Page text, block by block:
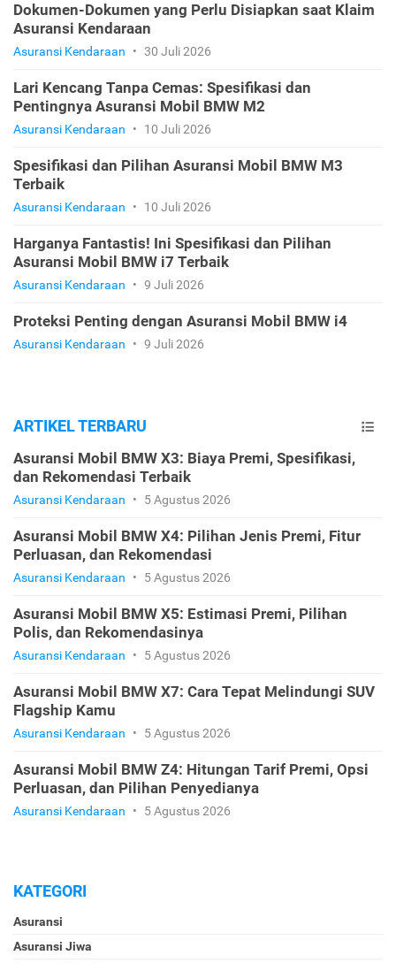
Dokumen-Dokumen yang Perlu Disiapkan saat Klaim
Asuransi Kendaraan
Asuransi Kendaraan • 30 Juli 2026
Lari Kencang Tanpa Cemas: Spesifikasi dan
Pentingnya Asuransi Mobil BMW M2
Asuransi Kendaraan • 10 Juli 2026
Spesifikasi dan Pilihan Asuransi Mobil BMW M3
Terbaik
Asuransi Kendaraan • 10 Juli 2026
Harganya Fantastis! Ini Spesifikasi dan Pilihan
Asuransi Mobil BMW i7 Terbaik
Asuransi Kendaraan • 9 Juli 2026
Proteksi Penting dengan Asuransi Mobil BMW i4
Asuransi Kendaraan • 9 Juli 2026
ARTIKEL TERBARU
Asuransi Mobil BMW X3: Biaya Premi, Spesifikasi,
dan Rekomendasi Terbaik
Asuransi Kendaraan • 5 Agustus 2026
Asuransi Mobil BMW X4: Pilihan Jenis Premi, Fitur
Perluasan, dan Rekomendasi
Asuransi Kendaraan • 5 Agustus 2026
Asuransi Mobil BMW X5: Estimasi Premi, Pilihan
Polis, dan Rekomendasinya
Asuransi Kendaraan • 5 Agustus 2026
Asuransi Mobil BMW X7: Cara Tepat Melindungi SUV
Flagship Kamu
Asuransi Kendaraan • 5 Agustus 2026
Asuransi Mobil BMW Z4: Hitungan Tarif Premi, Opsi
Perluasan, dan Pilihan Penyedianya
Asuransi Kendaraan • 5 Agustus 2026
KATEGORI
Asuransi
Asuransi Jiwa